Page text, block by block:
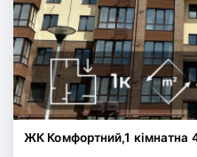
ЖК Комфортний,1 кімнатна